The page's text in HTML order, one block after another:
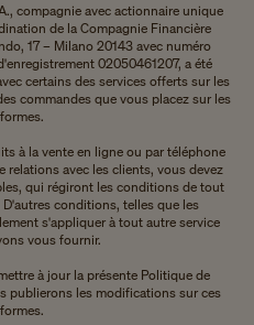
compagnie avec actionnaire unique
de la Compagnie Financière
17 – Milano 20143 avec numéro
02050461207, a été
certains des services offerts sur les
commandes que vous placez sur les
à la vente en ligne ou par téléphone
relations avec les clients, vous devez
qui régiront les conditions de tout
conditions, telles que les
s'appliquer à tout autre service
vous fournir.
à jour la présente Politique de
publierons les modifications sur ces